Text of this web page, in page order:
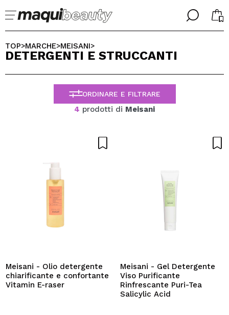
╳
Sono già #maquilover, ho un account
Ha dimenticato la password?
Non ho un account qui
VOGLIO REGISTRARMI
acquisti velocemente, controllare lo stato dei tuoi ordini e
consultare le tue operazioni precedenti.
╳
SELEZIONA LA TUA LINGUA
ITALIANO
ESPAÑOL
ENGLISH
FRANCES
TOP>MARCHE>MEISANI>
DETERGENTI E STRUCCANTI
ORDINARE E FILTRARE
4 prodotti di Meisani
Meisani - Olio detergente
chiarificante e confortante
Vitamin E-raser
Meisani - Gel Detergente
Viso Purificante
Rinfrescante Puri-Tea
Salicylic Acid